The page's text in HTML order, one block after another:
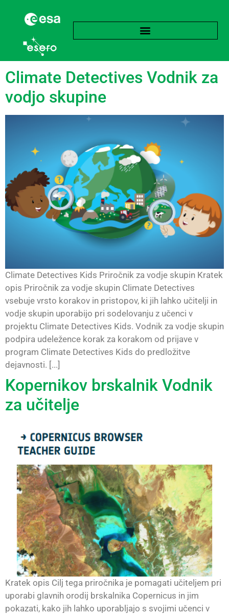
language:Angleščina
Climate Detectives Vodnik za
vodjo skupine
Climate Detectives Kids Priročnik za vodje skupin Kratek
opis Priročnik za vodje skupin Climate Detectives
vsebuje vrsto korakov in pristopov, ki jih lahko učitelji in
vodje skupin uporabijo pri sodelovanju z učenci v
projektu Climate Detectives Kids. Vodnik za vodje skupin
podpira udeležence korak za korakom od prijave v
program Climate Detectives Kids do predložitve
dejavnosti. [...]
Kopernikov brskalnik Vodnik
za učitelje
Kratek opis Cilj tega priročnika je pomagati učiteljem pri
uporabi glavnih orodij brskalnika Copernicus in jim
pokazati, kako jih lahko uporabljajo s svojimi učenci v